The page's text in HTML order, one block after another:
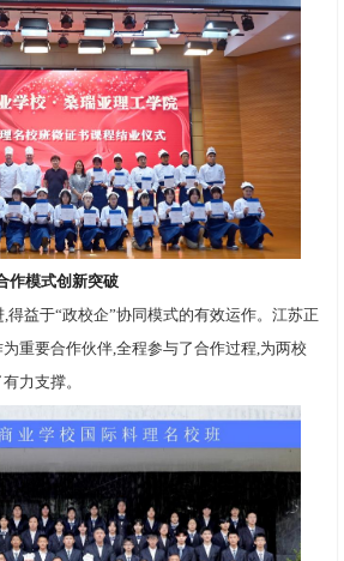
作模式创新突破
得益于“政校企”协同模式的有效运作。江苏正
重要合作伙伴,全程参与了合作过程,为两校
力支撑。